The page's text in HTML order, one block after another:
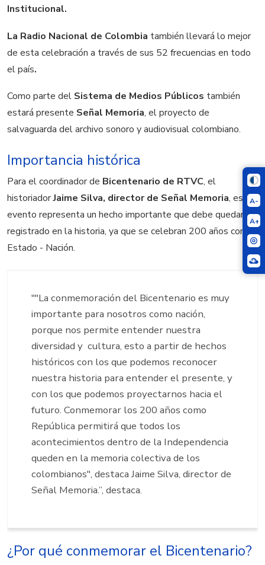
A-
A+
Institucional.
La Radio Nacional de Colombia también llevará lo mejor
de esta celebración a través de sus 52 frecuencias en todo
el país.
Como parte del Sistema de Medios Públicos también
estará presente Señal Memoria, el proyecto de
salvaguarda del archivo sonoro y audiovisual colombiano.
Importancia histórica
Para el coordinador de Bicentenario de RTVC, el
historiadorJaime Silva, director de Señal Memoria, este
evento representa un hecho importante que debe quedar
registrado en la historia, ya que se celebran 200 años como
Estado - Nación.
""La conmemoración del Bicentenario es muy
importante para nosotros como nación,
porque nos permite entender nuestra
diversidad y cultura, esto a partir de hechos
históricos con los que podemos reconocer
nuestra historia para entender el presente, y
con los que podemos proyectarnos hacia el
futuro. Conmemorar los 200 años como
República permitirá que todos los
acontecimientos dentro de la Independencia
queden en la memoria colectiva de los
colombianos", destaca Jaime Silva, director de
Señal Memoria.”, destaca.
¿Por qué conmemorar el Bicentenario?